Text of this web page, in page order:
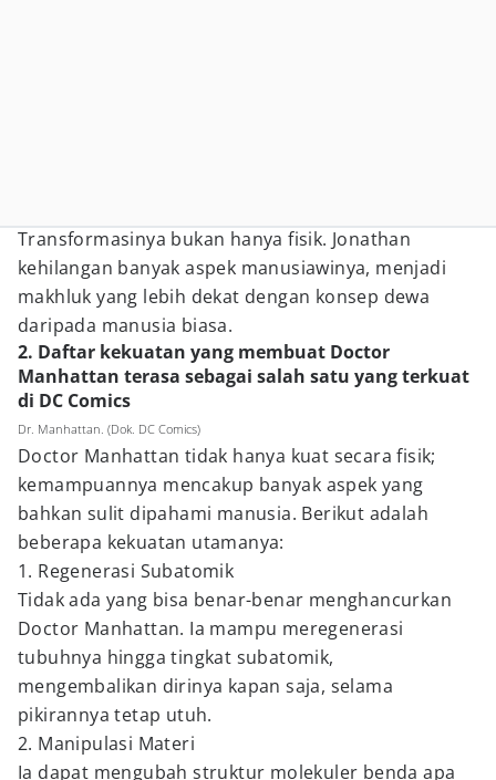
Transformasinya bukan hanya fisik. Jonathan
kehilangan banyak aspek manusiawinya, menjadi
makhluk yang lebih dekat dengan konsep dewa
daripada manusia biasa.
2. Daftar kekuatan yang membuat Doctor
Manhattan terasa sebagai salah satu yang terkuat
di DC Comics
Dr. Manhattan. (Dok. DC Comics)
Doctor Manhattan tidak hanya kuat secara fisik;
kemampuannya mencakup banyak aspek yang
bahkan sulit dipahami manusia. Berikut adalah
beberapa kekuatan utamanya:
1. Regenerasi Subatomik
Tidak ada yang bisa benar-benar menghancurkan
Doctor Manhattan. Ia mampu meregenerasi
tubuhnya hingga tingkat subatomik,
mengembalikan dirinya kapan saja, selama
pikirannya tetap utuh.
2. Manipulasi Materi
Ia dapat mengubah struktur molekuler benda apa